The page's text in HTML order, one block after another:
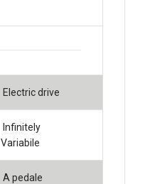
Electric drive
Infinitely
Variabile
A pedale